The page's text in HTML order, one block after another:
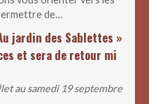
de…
jardin des Sablettes »
et sera de retour mi
au samedi 19 septembre